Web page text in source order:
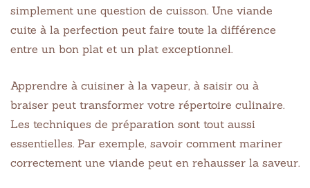
simplement une question de cuisson. Une viande
cuite à la perfection peut faire toute la différence
entre un bon plat et un plat exceptionnel.
Apprendre à cuisiner à la vapeur, à saisir ou à
braiser peut transformer votre répertoire culinaire.
Les techniques de préparation sont tout aussi
essentielles. Par exemple, savoir comment mariner
correctement une viande peut en rehausser la saveur.